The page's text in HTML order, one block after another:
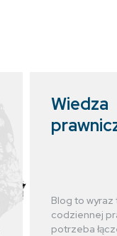
Wiedza
Blog to wyraz
codziennej
potrzeba